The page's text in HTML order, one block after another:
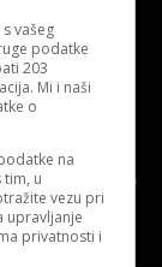
use
by:
Futura
vašeg
podatke
203
Mi i naši
o
na
tim, u
vezu pri
upravljanje
privatnosti i